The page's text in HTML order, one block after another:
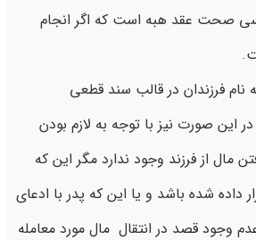
صحت عقد هبه است که اگر انجام
نام فرزندان در قالب سند قطعی
این صورت نیز با توجه به لازم بودن
مال از فرزند وجود ندارد مگر این که
داده شده باشد و یا این که پدر با ادعای
وجود قصد در انتقال مال مورد معامله